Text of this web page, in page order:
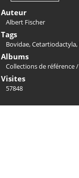
Auteur
Albert Fischer
Tags
Bovidae,Cetartiodactyla,
Albums
Collections de référence/
Visites
57848